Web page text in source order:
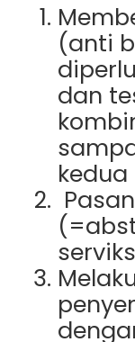
(anti
dan